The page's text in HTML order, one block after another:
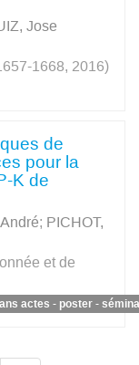
Jose
1668, 2016)
de
pour la
K de
; PICHOT,
et de
actes - poster -